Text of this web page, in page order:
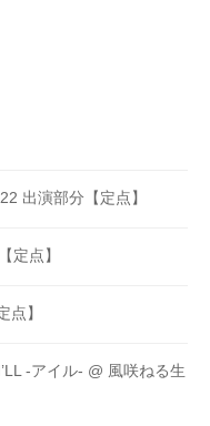
出演部分【定点】
定点】
】
-アイル- @ 風咲ねる生